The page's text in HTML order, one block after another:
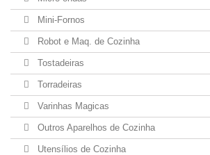
Mini-Fornos
Robot e Maq. de Cozinha
Tostadeiras
Torradeiras
Varinhas Magicas
Outros Aparelhos de Cozinha
Utensílios de Cozinha